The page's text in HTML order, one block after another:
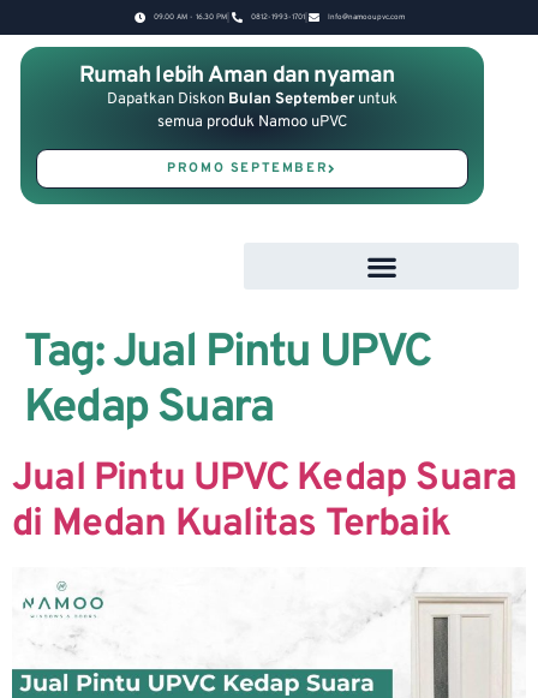
09.00 AM - 16.30 PM 0812-1993-1701 Info@namooupvc.com
Rumah lebih Aman dan nyaman
Dapatkan Diskon Bulan September untuk
semua produk Namoo uPVC
PROMO SEPTEMBER
Tag:Jual Pintu UPVC
Kedap Suara
Jual Pintu UPVC Kedap Suara
di Medan Kualitas Terbaik